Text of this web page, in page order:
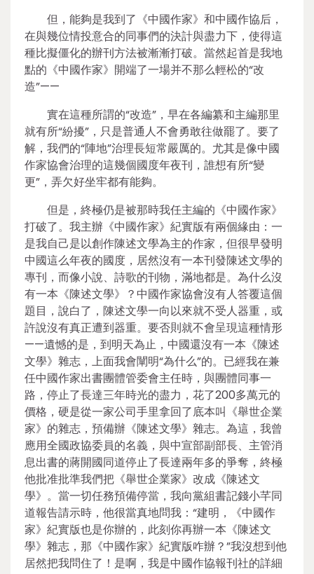
但，能夠是我到了《中國作家》和中國作協后，
在與幾位情投意合的同事們的決計與盡力下，使得這
種比擬僵化的辦刊方法被漸漸打破。當然起首是我地
點的《中國作家》開端了一場并不那么輕松的“改
造”——
實在這種所謂的“改造”，早在各編纂和主編那里
就有所“紛擾”，只是普通人不會勇敢往做罷了。要了
解，我們的“陣地”治理長短常嚴厲的。尤其是像中國
作家協會治理的這幾個國度年夜刊，誰想有所“變
更”，弄欠好坐牢都有能夠。
但是，終極仍是被那時我任主編的《中國作家》
打破了。我主辦《中國作家》紀實版有兩個緣由：一
是我自己是以創作陳述文學為主的作家，但很早發明
中國這么年夜的國度，居然沒有一本刊發陳述文學的
專刊，而像小說、詩歌的刊物，滿地都是。為什么沒
有一本《陳述文學》？中國作家協會沒有人答覆這個
題目，說白了，陳述文學一向以來就不受人器重，或
許說沒有真正遭到器重。要否則就不會呈現這種情形
——遺憾的是，到明天為止，中國還沒有一本《陳述
文學》雜志，上面我會闡明“為什么”的。已經我在兼
任中國作家出書團體管委會主任時，與團體同事一
路，停止了長達三年時光的盡力，花了200多萬元的
價格，硬是從一家公司手里拿回了底本叫《舉世企業
家》的雜志，預備辦《陳述文學》雜志。為這，我曾
應用全國政協委員的名義，與中宣部副部長、主管消
息出書的蔣開國同道停止了長達兩年多的爭奪，終極
他批准批準我們把《舉世企業家》改成《陳述文
學》。當一切任務預備停當，我向黨組書記錢小芊同
道報告請示時，他很當真地問我：“建明，《中國作
家》紀實版也是你辦的，此刻你再辦一本《陳述文
學》雜志，那《中國作家》紀實版咋辦？”我沒想到他
居然把我問住了！是啊，我是中國作協報刊社的詳細